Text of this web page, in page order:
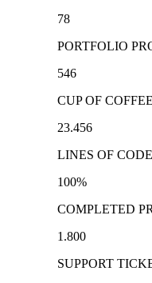
78
PORTFOLIO
546
CUP OF COFFEE
23.456
LINES OF CODE
100%
COMPLETED
1.800
SUPPORT